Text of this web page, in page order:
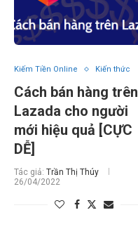
Kiếm Tiền Online Kiến thức
Cách bán hàng trên
Lazada cho người
mới hiệu quả [CỰC
DỄ]
Tác giả: Trần Thị Thúy
26/04/2022